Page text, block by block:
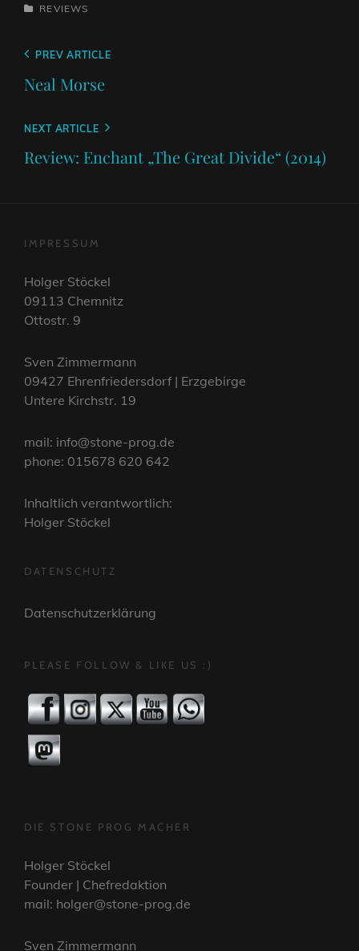
CATEGORIES
REVIEWS
Beitragsnavigation
Previous
PREV ARTICLE
Neal Morse
Next
NEXT ARTICLE
Review: Enchant „The Great Divide“ (2014)
IMPRESSUM
Holger Stöckel
09113 Chemnitz
Ottostr. 9
Sven Zimmermann
09427 Ehrenfriedersdorf | Erzgebirge
Untere Kirchstr. 19
mail: info@stone-prog.de
phone: 015678 620 642
Inhaltlich verantwortlich:
Holger Stöckel
DATENSCHUTZ
Datenschutzerklärung
PLEASE FOLLOW & LIKE US :)
DIE STONE PROG MACHER
Holger Stöckel
Founder | Chefredaktion
mail: holger@stone-prog.de
Sven Zimmermann